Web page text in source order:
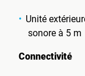
Unité
sonore à 5 m
Connectivité